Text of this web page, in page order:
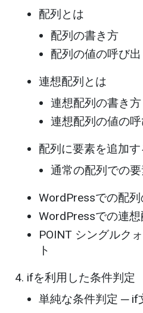
配列とは
配列の書き方
配列の値の呼び
連想配列とは
連想配列の書き方
連想配列の値の
配列に要素を追加す
通常の配列での
WordPressでの配列
WordPressでの連
POINT シングルク
ト
ifを利用した条件判定
単純な条件判定 ─ if